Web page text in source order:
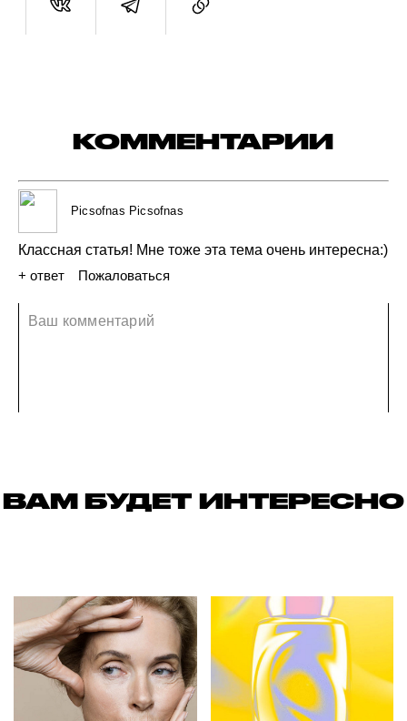
КОММЕНТАРИИ
Picsofnas Picsofnas
Классная статья! Мне тоже эта тема очень интересна:)
+ ответ
Пожаловаться
ВАМ БУДЕТ ИНТЕРЕСНО